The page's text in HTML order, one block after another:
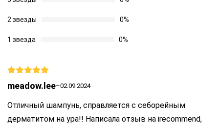
2 звезды 0%
1 звезда 0%
Оценка
из 5
meadow.lee–02.09.2024
Отличный шампунь, справляется с cеборейным
дерматитом на ура!! Написала отзыв на irecommend,